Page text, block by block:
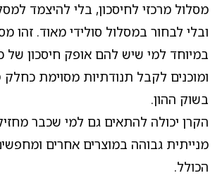
מסלול מרכזי לחיסכון, בלי להיצמד
ובלי לבחור במסלול סולידי מאוד. זהו
במיוחד למי שיש להם אופק חיסכון של
ומוכנים לקבל תנודתיות מסוימת
בשוק ההון.
הקרן יכולה להתאים גם למי שכבר
מנייתית גבוהה במוצרים אחרים
הכולל.